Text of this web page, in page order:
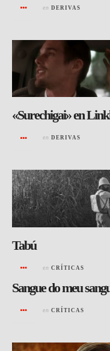
en DERIVAS
«Surechigai» en
en DERIVAS
Tabú
en CRÍTICAS
Sangue do meu
en CRÍTICAS